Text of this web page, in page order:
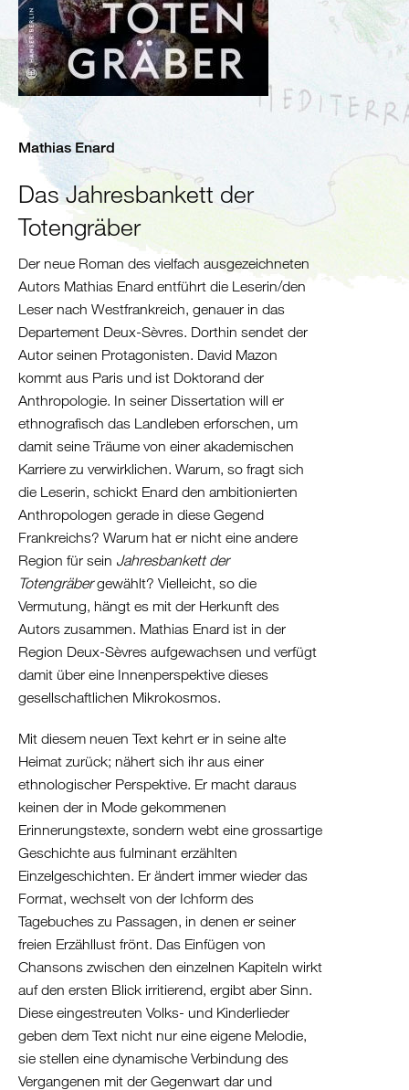
Tunesien
Libyen
Malta
Nördliche
Mittelmeerküste
Spanien
Frankreich
Italien
Slowenien
Kroatien
Montenegro
Bosnien
Herzegowina
Albanien
Kosovo
Nordmazedonien
Serbien
Griechenland
/
Türkei
/
Zypern
Griechenland
Türkei
/
Ägypten
Syrien
Libanon
Israel
Palästina
Ägypten
Mathias Enard
Das Jahresbankett der
Totengräber
Der neue Roman des vielfach ausgezeichneten
Autors Mathias Enard entführt die Leserin/den
Leser nach Westfrankreich, genauer in das
Departement Deux-Sèvres. Dorthin sendet der
Autor seinen Protagonisten. David Mazon
kommt aus Paris und ist Doktorand der
Anthropologie. In seiner Dissertation will er
ethnografisch das Landleben erforschen, um
damit seine Träume von einer akademischen
Karriere zu verwirklichen. Warum, so fragt sich
die Leserin, schickt Enard den ambitionierten
Anthropologen gerade in diese Gegend
Frankreichs? Warum hat er nicht eine andere
Region für sein Jahresbankett der
Totengräbergewählt? Vielleicht, so die
Vermutung, hängt es mit der Herkunft des
Autors zusammen. Mathias Enard ist in der
Region Deux-Sèvres aufgewachsen und verfügt
damit über eine Innenperspektive dieses
gesellschaftlichen Mikrokosmos.
Mit diesem neuen Text kehrt er in seine alte
Heimat zurück; nähert sich ihr aus einer
ethnologischer Perspektive. Er macht daraus
keinen der in Mode gekommenen
Erinnerungstexte, sondern webt eine grossartige
Geschichte aus fulminant erzählten
Einzelgeschichten. Er ändert immer wieder das
Format, wechselt von der Ichform des
Tagebuches zu Passagen, in denen er seiner
freien Erzähllust frönt. Das Einfügen von
Chansons zwischen den einzelnen Kapiteln wirkt
auf den ersten Blick irritierend, ergibt aber Sinn.
Diese eingestreuten Volks- und Kinderlieder
geben dem Text nicht nur eine eigene Melodie,
sie stellen eine dynamische Verbindung des
Vergangenen mit der Gegenwart dar und